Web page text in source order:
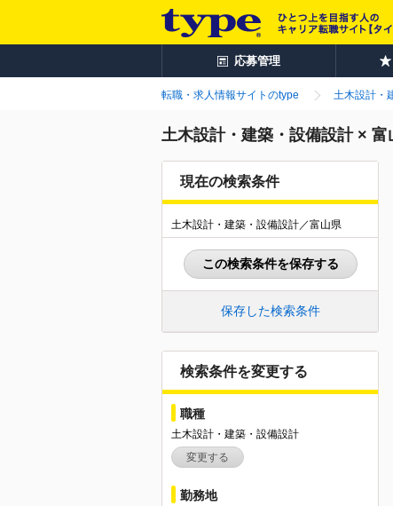
応募管理
転職・求人情報サイトのtype 土木設計・
土木設計・建築・設備設計 ×
現在の検索条件
土木設計・建築・設備設計／富山県
この検索条件を保存する
保存した検索条件
検索条件を変更する
職種
土木設計・建築・設備設計
変更する
勤務地